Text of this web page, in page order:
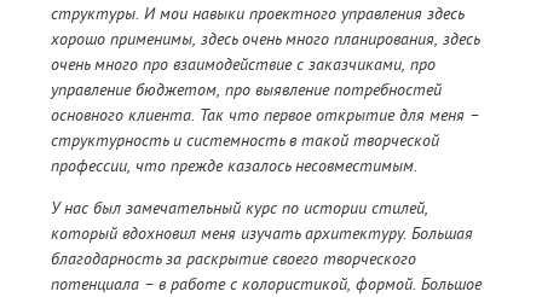
структуры. И мои навыки проектного управления здесь
хорошо применимы, здесь очень много планирования, здесь
очень много про взаимодействие с заказчиками, про
управление бюджетом, про выявление потребностей
основного клиента. Так что первое открытие для меня –
структурность и системность в такой творческой
профессии, что прежде казалось несовместимым.
У нас был замечательный курс по истории стилей,
который вдохновил меня изучать архитектуру. Большая
благодарность за раскрытие своего творческого
потенциала – в работе с колористикой, формой. Большое